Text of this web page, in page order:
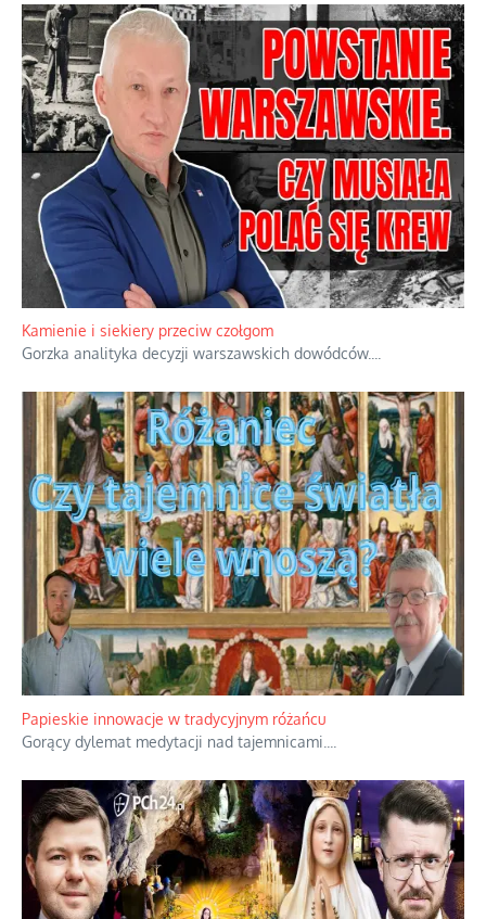
Kamienie i siekiery przeciw czołgom
Gorzka analityka decyzji warszawskich dowódców.
Papieskie innowacje w tradycyjnym różańcu
Gorący dylemat medytacji nad tajemnicami.